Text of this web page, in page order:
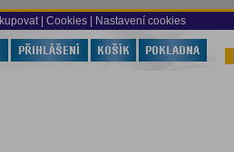
| Cookies | Nastavení cookies